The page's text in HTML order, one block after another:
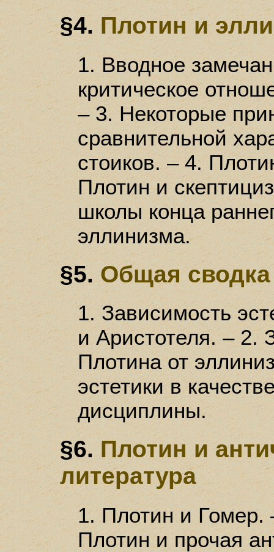
§4.Плотин и
1. Вводное
критическое
– 3. Некоторые
сравнительной
стоиков. – 4.
Плотин и
школы конца
эллинизма.
§5. Общая
1. Зависимость
и Аристотеля. – 2.
Плотина от
эстетики в
дисциплины.
§6. Плотин и
литература
1. Плотин и Гомер.
Плотин и прочая